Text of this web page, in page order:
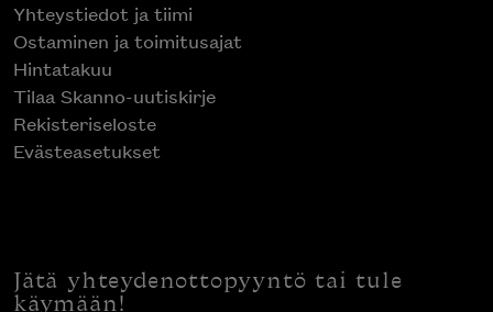
Yhteystiedot ja tiimi
Ostaminen ja toimitusajat
Hintatakuu
Tilaa Skanno-uutiskirje
Rekisteriseloste
Evästeasetukset
Jätä yhteydenottopyyntö tai tule
käymään!